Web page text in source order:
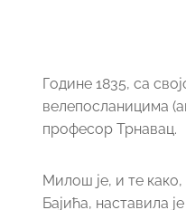
Године 1835, са
велепосланицима
професор Трнавац.
Милош је, и те
Бајића, наставила